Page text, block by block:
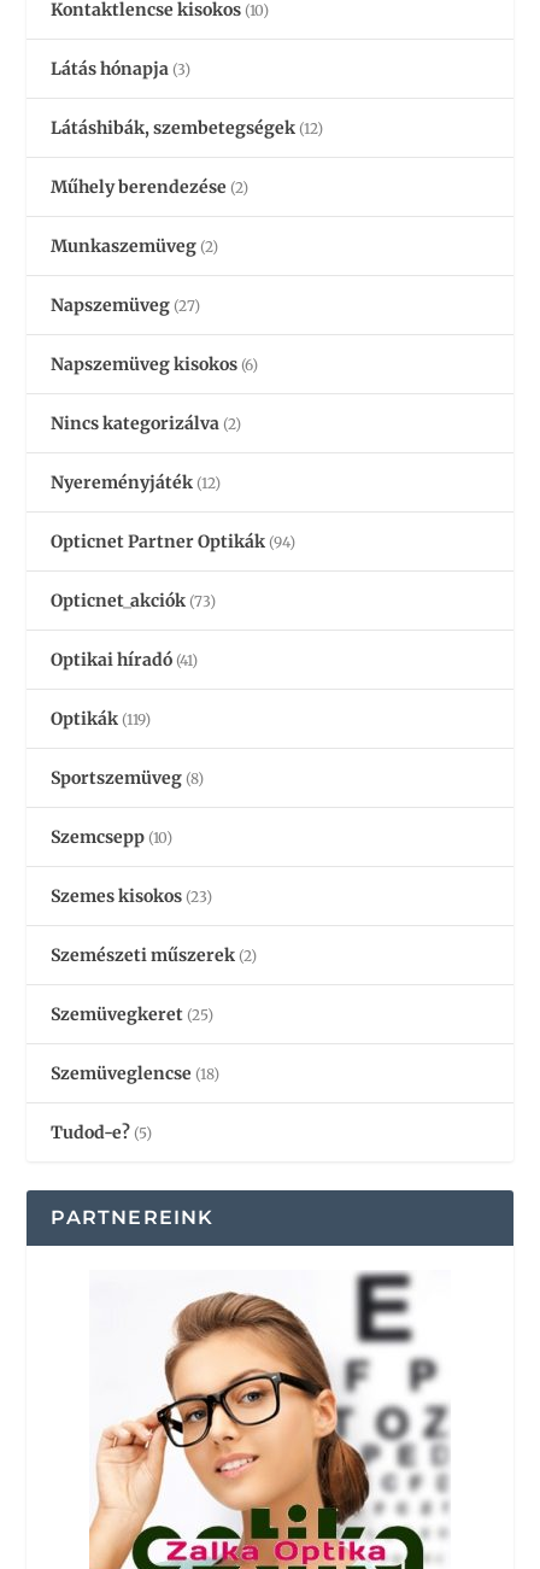
Kontaktlencse kisokos (10)
Látás hónapja (3)
Látáshibák, szembetegségek (12)
Műhely berendezése (2)
Munkaszemüveg (2)
Napszemüveg (27)
Napszemüveg kisokos (6)
Nincs kategorizálva (2)
Nyereményjáték (12)
Opticnet Partner Optikák (94)
Opticnet_akciók (73)
Optikai híradó (41)
Optikák (119)
Sportszemüveg (8)
Szemcsepp (10)
Szemes kisokos (23)
Szemészeti műszerek (2)
Szemüvegkeret (25)
Szemüveglencse (18)
Tudod-e? (5)
PARTNEREINK